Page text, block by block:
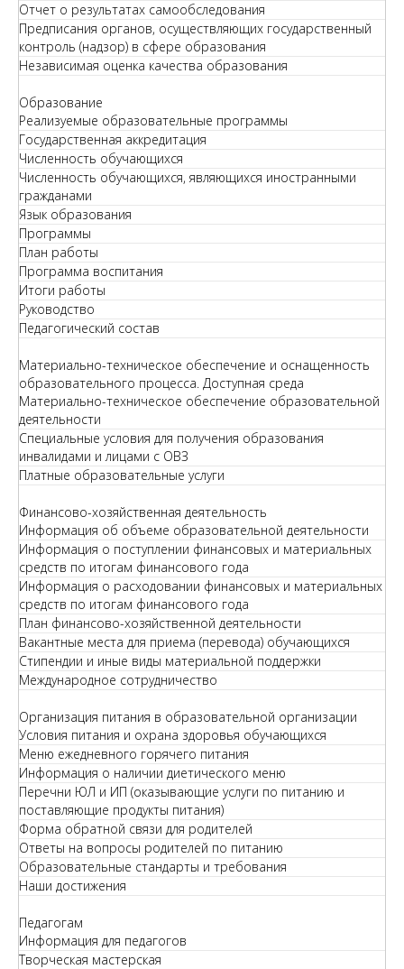
Отчет о результатах самообследования
Предписания органов, осуществляющих государственный
контроль (надзор) в сфере образования
Независимая оценка качества образования
Образование
Реализуемые образовательные программы
Государственная аккредитация
Численность обучающихся
Численность обучающихся, являющихся иностранными
гражданами
Язык образования
Программы
План работы
Программа воспитания
Итоги работы
Руководство
Педагогический состав
Материально-техническое обеспечение и оснащенность
образовательного процесса. Доступная среда
Материально-техническое обеспечение образовательной
деятельности
Специальные условия для получения образования
инвалидами и лицами с ОВЗ
Платные образовательные услуги
Финансово-хозяйственная деятельность
Информация об объеме образовательной деятельности
Информация о поступлении финансовых и материальных
средств по итогам финансового года
Информация о расходовании финансовых и материальных
средств по итогам финансового года
План финансово-хозяйственной деятельности
Вакантные места для приема (перевода) обучающихся
Стипендии и иные виды материальной поддержки
Международное сотрудничество
Организация питания в образовательной организации
Условия питания и охрана здоровья обучающихся
Меню ежедневного горячего питания
Информация о наличии диетического меню
Перечни ЮЛ и ИП (оказывающие услуги по питанию и
поставляющие продукты питания)
Форма обратной связи для родителей
Ответы на вопросы родителей по питанию
Образовательные стандарты и требования
Наши достижения
Педагогам
Информация для педагогов
Творческая мастерская